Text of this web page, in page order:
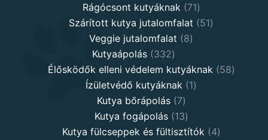
Rágócsont kutyáknak 7171
products
Szárított kutya jutalomfalat 5151
Veggie jutalomfalat 88
Kutyaápolás 332332
products
Élősködők elleni védelem kutyáknak 5858
Ízületvédő kutyáknak 11
Kutya bőrápolás 77
products
Kutya fogápolás 1313
products
Kutya fülcseppek és fültisztítók 44